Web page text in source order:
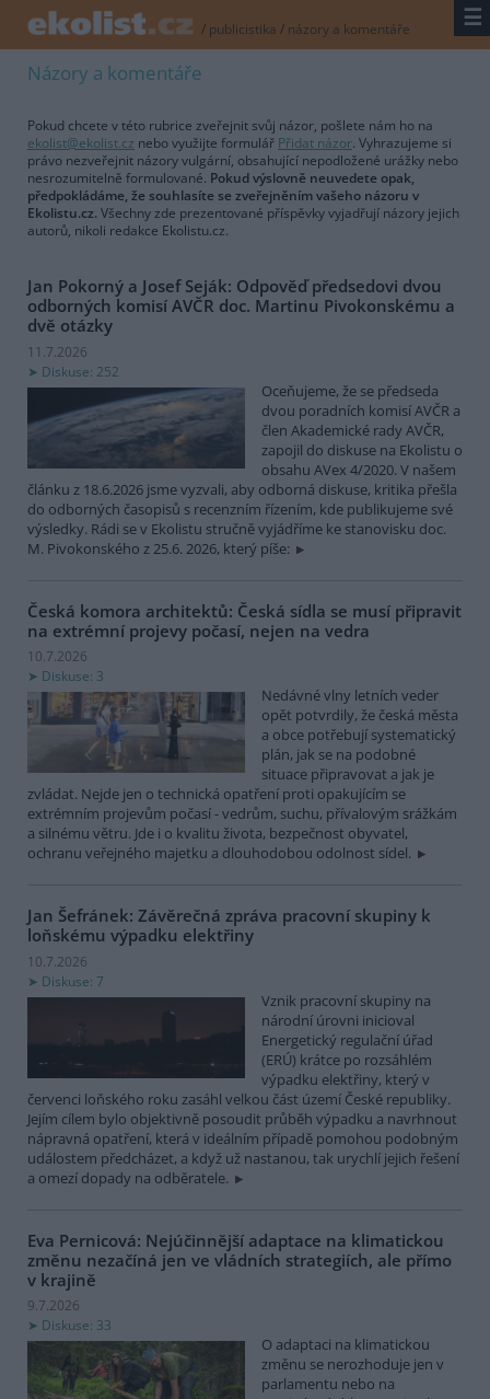
/ publicistika / názory a komentáře ☰
Názory a komentáře
Pokud chcete v této rubrice zveřejnit svůj názor, pošlete nám ho na
ekolist@ekolist.cz nebo využijte formulář Přidat názor. Vyhrazujeme si
právo nezveřejnit názory vulgární, obsahující nepodložené urážky nebo
nesrozumitelně formulované. Pokud výslovně neuvedete opak,
předpokládáme, že souhlasíte se zveřejněním vašeho názoru v
Ekolistu.cz. Všechny zde prezentované příspěvky vyjadřují názory jejich
autorů, nikoli redakce Ekolistu.cz.
Jan Pokorný a Josef Seják: Odpověď předsedovi dvou
odborných komisí AVČR doc. Martinu Pivokonskému a
dvě otázky
11.7.2026
Diskuse: 252
Oceňujeme, že se předseda
dvou poradních komisí AVČR a
člen Akademické rady AVČR,
zapojil do diskuse na Ekolistu o
obsahu AVex 4/2020. V našem
článku z 18.6.2026 jsme vyzvali, aby odborná diskuse, kritika přešla
do odborných časopisů s recenzním řízením, kde publikujeme své
výsledky. Rádi se v Ekolistu stručně vyjádříme ke stanovisku doc.
M. Pivokonského z 25.6. 2026, který píše:
Česká komora architektů: Česká sídla se musí připravit
na extrémní projevy počasí, nejen na vedra
10.7.2026
Diskuse: 3
Nedávné vlny letních veder
opět potvrdily, že česká města
a obce potřebují systematický
plán, jak se na podobné
situace připravovat a jak je
zvládat. Nejde jen o technická opatření proti opakujícím se
extrémním projevům počasí - vedrům, suchu, přívalovým srážkám
a silnému větru. Jde i o kvalitu života, bezpečnost obyvatel,
ochranu veřejného majetku a dlouhodobou odolnost sídel.
Jan Šefránek: Závěrečná zpráva pracovní skupiny k
loňskému výpadku elektřiny
10.7.2026
Diskuse: 7
Vznik pracovní skupiny na
národní úrovni inicioval
Energetický regulační úřad
(ERÚ) krátce po rozsáhlém
výpadku elektřiny, který v
červenci loňského roku zasáhl velkou část území České republiky.
Jejím cílem bylo objektivně posoudit průběh výpadku a navrhnout
nápravná opatření, která v ideálním případě pomohou podobným
událostem předcházet, a když už nastanou, tak urychlí jejich řešení
a omezí dopady na odběratele.
Eva Pernicová: Nejúčinnější adaptace na klimatickou
změnu nezačíná jen ve vládních strategiích, ale přímo
v krajině
9.7.2026
Diskuse: 33
O adaptaci na klimatickou
změnu se nerozhoduje jen v
parlamentu nebo na